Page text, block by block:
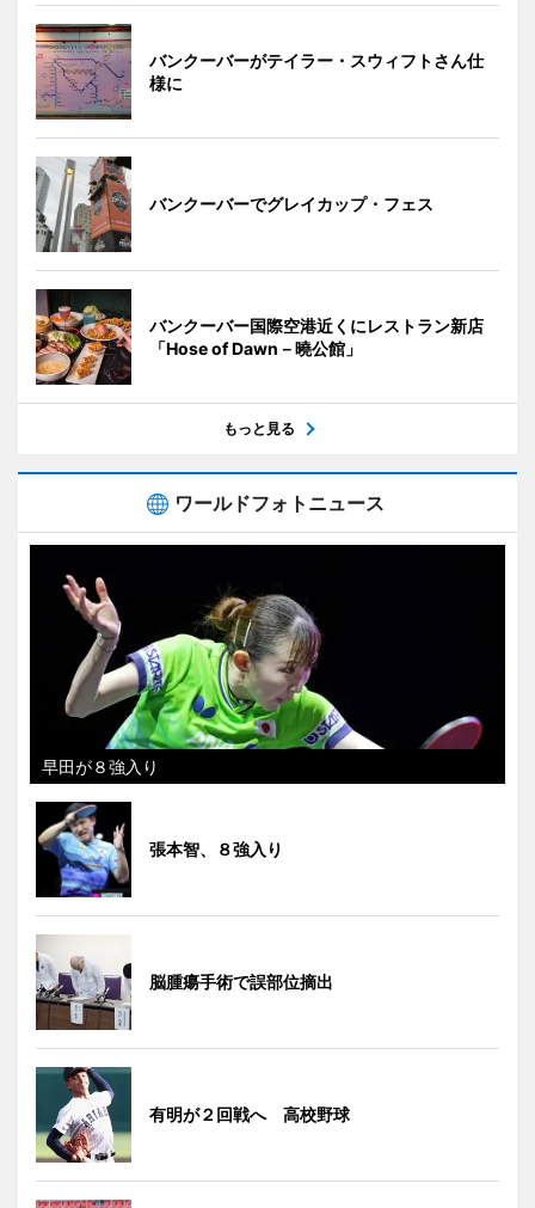
バンクーバーがテイラー・スウィフトさん仕
様に
バンクーバーでグレイカップ・フェス
バンクーバー国際空港近くにレストラン新店
「Hose of Dawn－曉公館」
もっと見る
ワールドフォトニュース
早田が８強入り
張本智、８強入り
脳腫瘍手術で誤部位摘出
有明が２回戦へ 高校野球